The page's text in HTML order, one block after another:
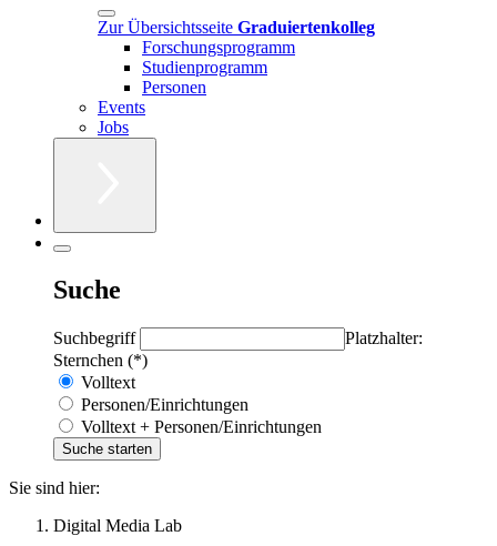
Zur Übersichtsseite Graduiertenkolleg
Forschungsprogramm
Studienprogramm
Personen
Events
Jobs
Suche
Suchbegriff
Platzhalter:
Sternchen (*)
Volltext
Personen/Einrichtungen
Volltext + Personen/Einrichtungen
Sie sind hier:
Digital Media Lab